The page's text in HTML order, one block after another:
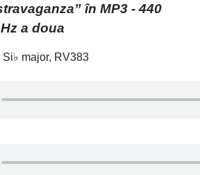
în MP3 - 440
a doua
major, RV383